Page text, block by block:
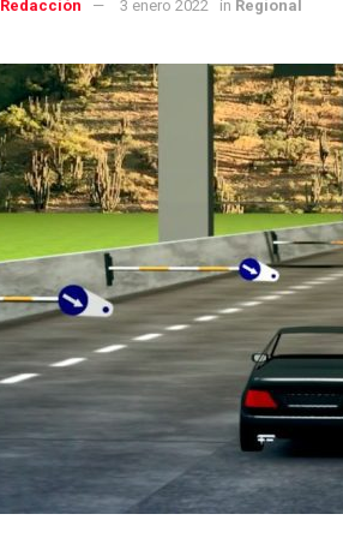
Redacción 3 enero 2022 in Regional